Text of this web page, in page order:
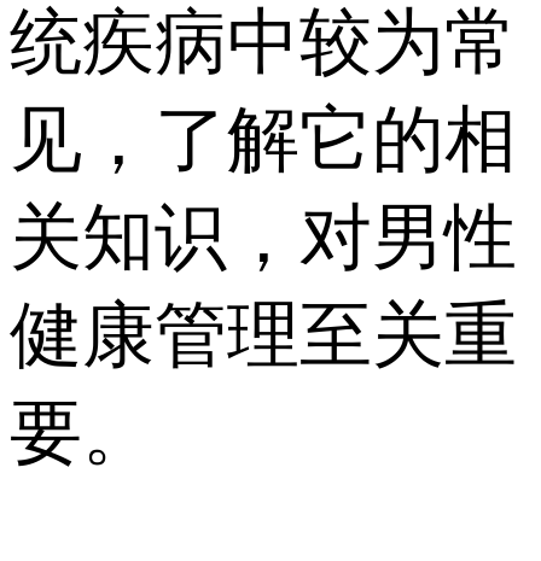
统疾病中较为常
见，了解它的相
关知识，对男性
健康管理至关重
要。